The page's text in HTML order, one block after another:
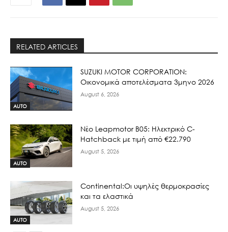
RELATED ARTICLES
AUTO
SUZUKI MOTOR CORPORATION:
Οικονομικά αποτελέσματα 3μηνο 2026
August 6, 2026
AUTO
Νέο Leapmotor B05: Ηλεκτρικό C-
Hatchback με τιμή από €22.790
August 5, 2026
AUTO
Continental:Οι υψηλές θερμοκρασίες
και τα ελαστικά
August 5, 2026